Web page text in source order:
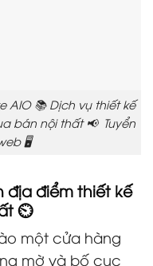
📚 Dịch vụ thiết kế
bán nội thất 📢 Tuyển
🖥️
địa điểm thiết kế
⏲️
một cửa hàng
mờ và bố cục